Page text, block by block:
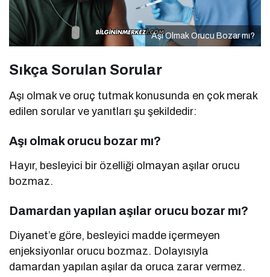
Aşı Olmak Orucu Bozar mı?
Sıkça Sorulan Sorular
Aşı olmak ve oruç tutmak konusunda en çok merak
edilen sorular ve yanıtları şu şekildedir:
Aşı olmak orucu bozar mı?
Hayır, besleyici bir özelliği olmayan aşılar orucu
bozmaz.
Damardan yapılan aşılar orucu bozar mı?
Diyanet’e göre, besleyici madde içermeyen
enjeksiyonlar orucu bozmaz. Dolayısıyla
damardan yapılan aşılar da oruca zarar vermez.